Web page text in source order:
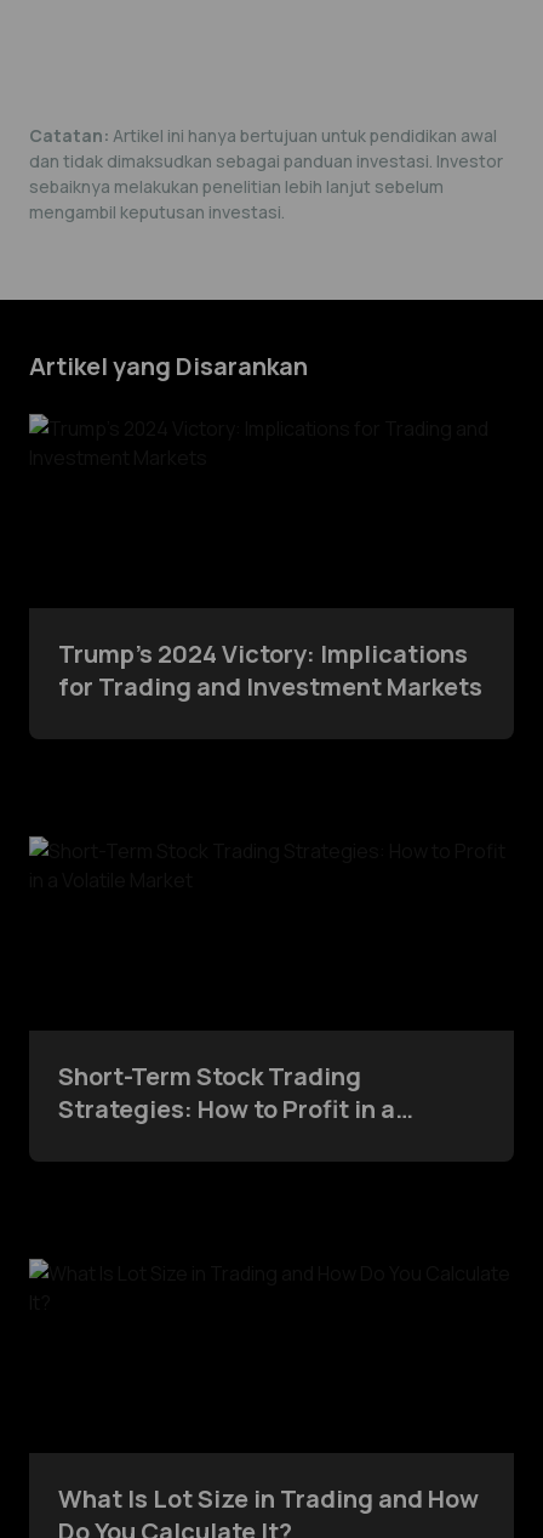
Catatan: Artikel ini hanya bertujuan untuk pendidikan awal
dan tidak dimaksudkan sebagai panduan investasi. Investor
sebaiknya melakukan penelitian lebih lanjut sebelum
mengambil keputusan investasi.
Artikel yang Disarankan
Trump’s 2024 Victory: Implications
for Trading and Investment Markets
Short-Term Stock Trading
Strategies: How to Profit in a
What Is Lot Size in Trading and How
Do You Calculate It?